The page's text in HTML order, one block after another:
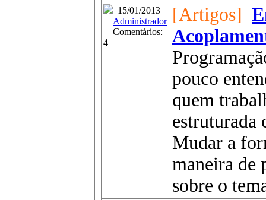
15/01/2013
Administrador
Comentários:
4
[Artigos]
pouco
quem
estruturada
Mudar a
maneira de
sobre o